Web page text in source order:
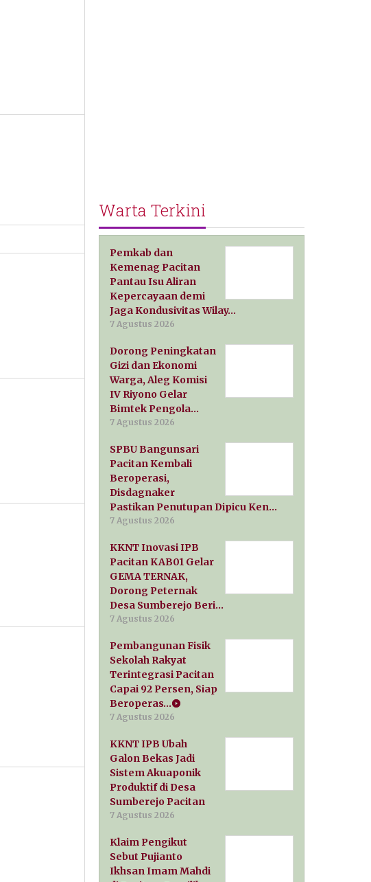
Warta Terkini
Pemkab dan
Kemenag Pacitan
Pantau Isu Aliran
Kepercayaan demi
Jaga Kondusivitas Wilay…
7 Agustus 2026
Dorong Peningkatan
Gizi dan Ekonomi
Warga, Aleg Komisi
IV Riyono Gelar
Bimtek Pengola…
7 Agustus 2026
SPBU Bangunsari
Pacitan Kembali
Beroperasi,
Disdagnaker
Pastikan Penutupan Dipicu Ken…
7 Agustus 2026
KKNT Inovasi IPB
Pacitan KAB01 Gelar
GEMA TERNAK,
Dorong Peternak
Desa Sumberejo Beri…
7 Agustus 2026
Pembangunan Fisik
Sekolah Rakyat
Terintegrasi Pacitan
Capai 92 Persen, Siap
Beroperas…
7 Agustus 2026
KKNT IPB Ubah
Galon Bekas Jadi
Sistem Akuaponik
Produktif di Desa
Sumberejo Pacitan
7 Agustus 2026
Klaim Pengikut
Sebut Pujianto
Ikhsan Imam Mahdi